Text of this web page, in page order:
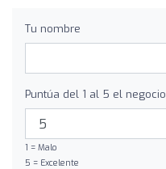
Tu nombre
Puntúa del 1 al 5 el negocio
1 = Malo
5 = Excelente